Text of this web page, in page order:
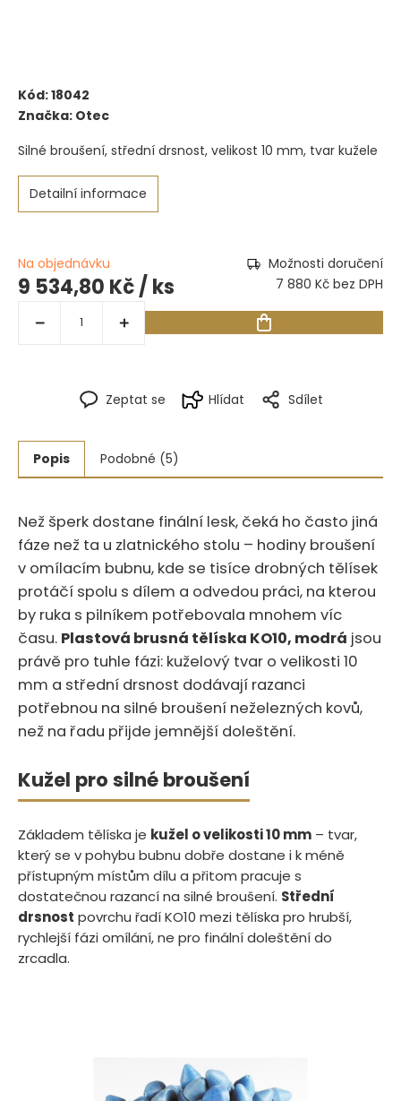
Kód:18042
Značka: Otec
Silné broušení, střední drsnost, velikost 10 mm, tvar kužele
Detailní informace
Zeptat se Hlídat Sdílet
Na objednávku Možnosti doručení
9 534,80 Kč/ ks 7 880 Kč bez DPH
Popis Podobné (5)
Než šperk dostane finální lesk, čeká ho často jiná
fáze než ta u zlatnického stolu – hodiny broušení
v omílacím bubnu, kde se tisíce drobných tělísek
protáčí spolu s dílem a odvedou práci, na kterou
by ruka s pilníkem potřebovala mnohem víc
času.‍​‍​​‌‌‌​​​​‌‌​‌​‌​‌‌‌‌​​​‌‌​​​​​‌​ Plastová brusná tělíska KO10, modrá jsou
právě pro tuhle fázi: kuželový tvar o velikosti 10
mm a střední drsnost dodávají razanci
potřebnou na silné broušení neželezných kovů,
než na řadu přijde jemnější doleštění.
Kužel pro silné broušení
Základem tělíska je kužel o velikosti 10 mm – tvar,
který se v pohybu bubnu dobře dostane i k méně
přístupným místům dílu a přitom pracuje s
dostatečnou razancí na silné broušení. Střední
drsnost povrchu řadí KO10 mezi tělíska pro hrubší,
rychlejší fázi omílání, ne pro finální doleštění do
zrcadla.